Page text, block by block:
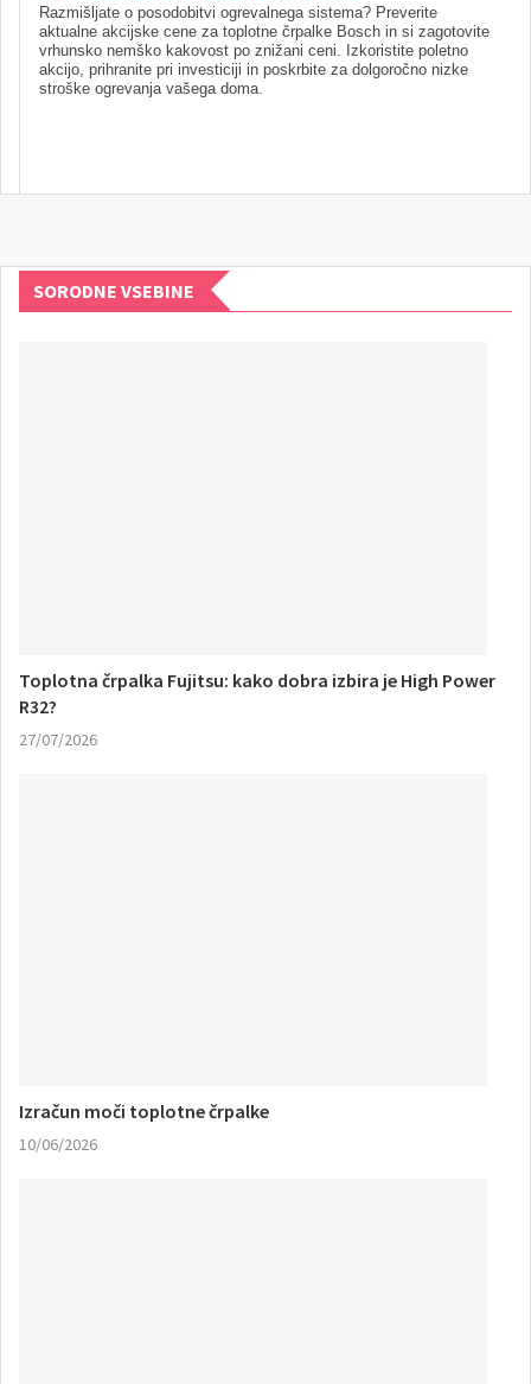
Razmišljate o posodobitvi ogrevalnega sistema? Preverite
aktualne akcijske cene za toplotne črpalke Bosch in si zagotovite
vrhunsko nemško kakovost po znižani ceni. Izkoristite poletno
akcijo, prihranite pri investiciji in poskrbite za dolgoročno nizke
stroške ogrevanja vašega doma.
SORODNE VSEBINE
Toplotna črpalka Fujitsu: kako dobra izbira je High Power
R32?
27/07/2026
Izračun moči toplotne črpalke
10/06/2026